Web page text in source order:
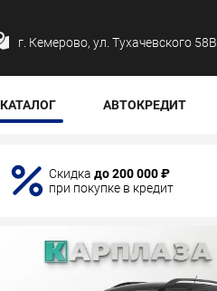
г. Кемерово, ул. Тухачевского 58В
КАТАЛОГ АВТОКРЕДИТ
Скидка до 200 000 ₽
при покупке в кредит